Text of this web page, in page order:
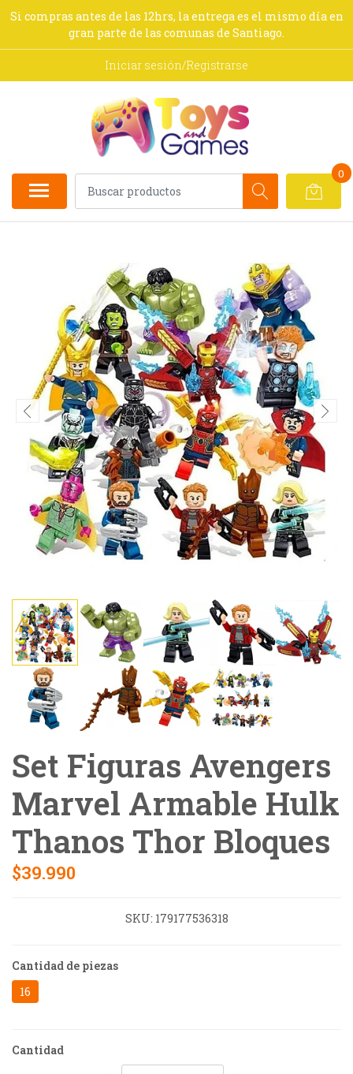
Si compras antes de las 12hrs, la entrega es el mismo día en
gran parte de las comunas de Santiago.
Iniciar sesión/Registrarse
0
Set Figuras Avengers
Marvel Armable Hulk
Thanos Thor Bloques
$39.990
SKU: 179177536318
Cantidad de piezas
16
Cantidad